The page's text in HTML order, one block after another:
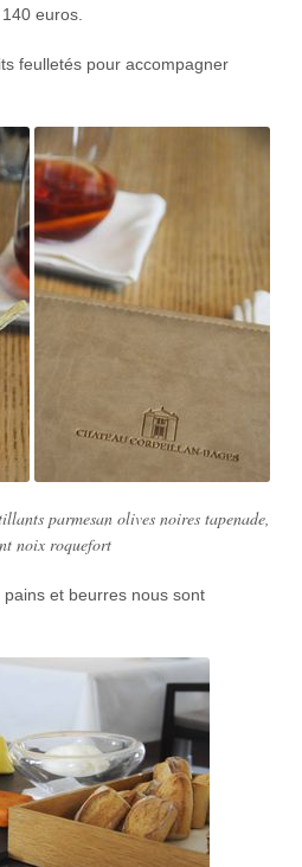
euros.
feulletés pour accompagner
parmesan olives noires tapenade,
noix roquefort
et beurres nous sont